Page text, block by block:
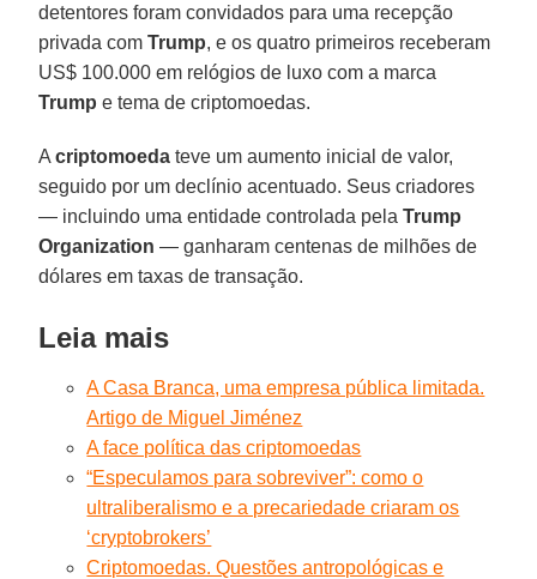
detentores foram convidados para uma recepção
privada comTrump, e os quatro primeiros receberam
US$ 100.000 em relógios de luxo com a marca
Trump e tema de criptomoedas.
Acriptomoeda teve um aumento inicial de valor,
seguido por um declínio acentuado. Seus criadores
— incluindo uma entidade controlada pelaTrump
Organization — ganharam centenas de milhões de
dólares em taxas de transação.
Leia mais
A Casa Branca, uma empresa pública limitada.
Artigo de Miguel Jiménez
A face política das criptomoedas
“Especulamos para sobreviver”: como o
ultraliberalismo e a precariedade criaram os
‘cryptobrokers’
Criptomoedas. Questões antropológicas e